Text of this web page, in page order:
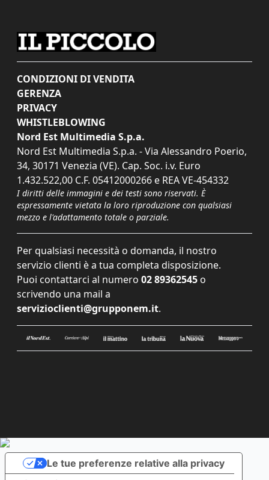
CONDIZIONI DI VENDITA
GERENZA
PRIVACY
WHISTLEBLOWING
Nord Est Multimedia S.p.a.
Nord Est Multimedia S.p.a. - Via Alessandro Poerio,
34, 30171 Venezia (VE). Cap. Soc. i.v. Euro
1.432.522,00 C.F. 05412000266 e REA VE-454332
I diritti delle immagini e dei testi sono riservati. È
espressamente vietata la loro riproduzione con qualsiasi
mezzo e l'adattamento totale o parziale.
Per qualsiasi necessità o domanda, il nostro
servizio clienti è a tua completa disposizione.
Puoi contattarci al numero 02 89362545 o
scrivendo una mail a
servizioclienti@grupponem.it.
Le tue preferenze relative alla privacy